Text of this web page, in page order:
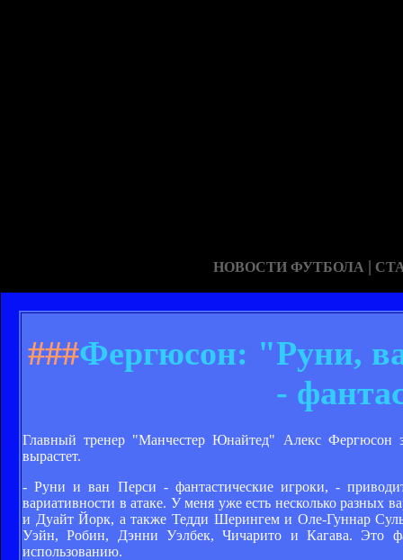
НОВОСТИ ФУТБОЛА |
###Фергюсон: "Руни,
-
Главный тренер "Манчестер Юнайтед" Алекс Фергюсон
вырастет.
- Руни и ван Перси - фантастические игроки, -
вариативности в атаке. У меня уже есть несколько
и Дуайт Йорк, а также Тедди Шерингем и Оле-Гуннар
Уэйн, Робин, Дэнни Уэлбек, Чичарито и Кагава. Это
использованию.